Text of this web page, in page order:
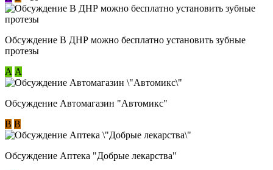
Обсуждение В ДНР можно бесплатно установить зубные
протезы
А А
Обсуждение Автомагазин "Автомикс"
В В
Обсуждение Аптека "Добрые лекарства"